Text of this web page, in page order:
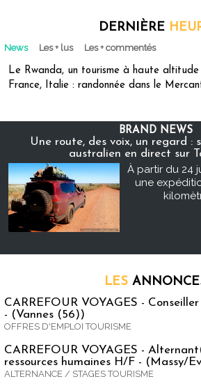
DERNIÈRE
News Les + lus Les + commentés
Le Rwanda, un tourisme à haute altitude
France, Italie : randonnée dans le
BRAND NEWS
Une route, des voix, un regard :
australien en direct sur
À partir du 24
une
LES
CARREFOUR VOYAGES -
- (Vannes (56))
OFFRES D'EMPLOI TOURISME
CARREFOUR VOYAGES -
ressources humaines H/F - (Massy/
ALTERNANCE / STAGES TOURISME